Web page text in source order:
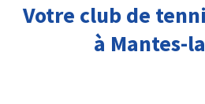
Votre club de
à Mantes-